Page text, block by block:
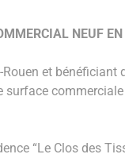
NEUF EN
et
“Le Clos des